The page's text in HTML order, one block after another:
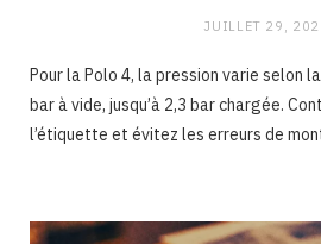
JUILLET 29,
Pour la Polo 4, la pression varie selon
bar à vide, jusqu’à 2,3 bar chargée.
l’étiquette et évitez les erreurs de